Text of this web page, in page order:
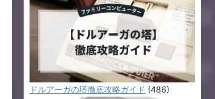
ドルアーガの塔徹底攻略ガイド (486)